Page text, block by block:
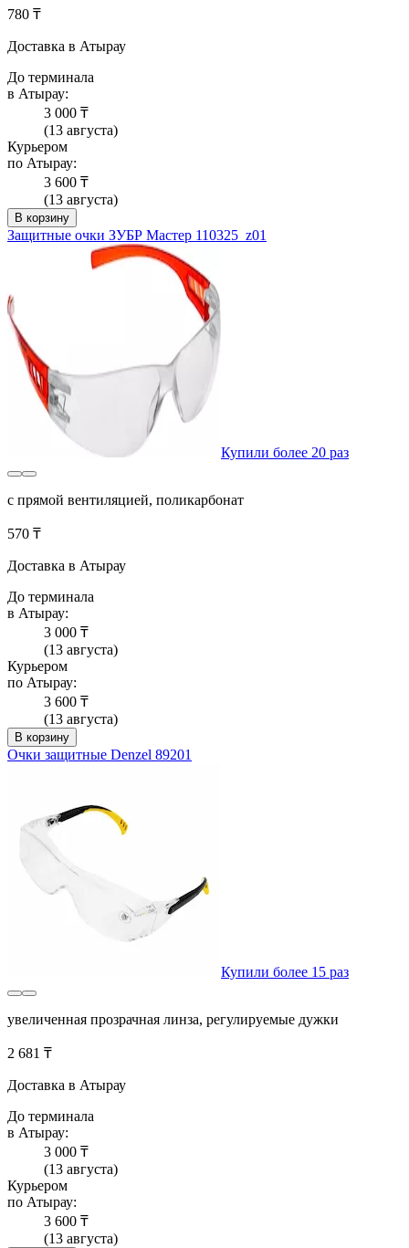
780 ₸
Доставка в Атырау
До терминала
в Атырау:
3 000 ₸
(13 августа)
Курьером
по Атырау:
3 600 ₸
(13 августа)
В корзину
Защитные очки ЗУБР Мастер 110325_z01
Купили более 20 раз
с прямой вентиляцией, поликарбонат
570 ₸
Доставка в Атырау
До терминала
в Атырау:
3 000 ₸
(13 августа)
Курьером
по Атырау:
3 600 ₸
(13 августа)
В корзину
Очки защитные Denzel 89201
Купили более 15 раз
увеличенная прозрачная линза, регулируемые дужки
2 681 ₸
Доставка в Атырау
До терминала
в Атырау:
3 000 ₸
(13 августа)
Курьером
по Атырау:
3 600 ₸
(13 августа)